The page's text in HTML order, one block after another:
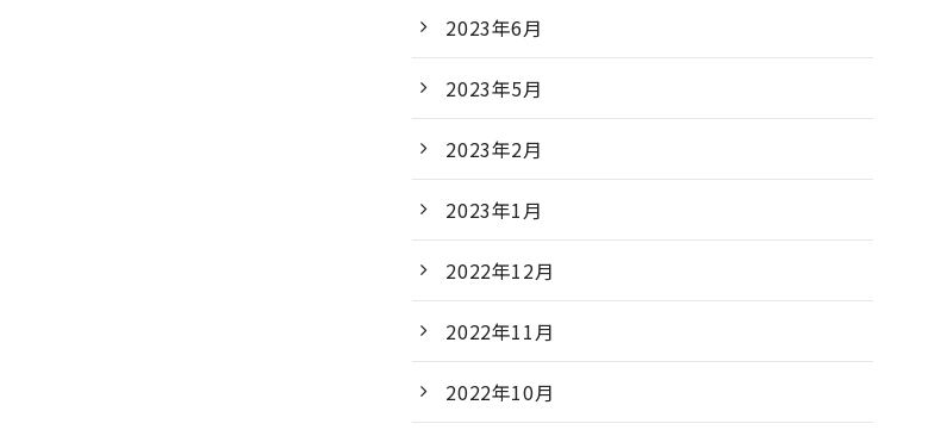
2023年6月
2023年5月
2023年2月
2023年1月
2022年12月
2022年11月
2022年10月